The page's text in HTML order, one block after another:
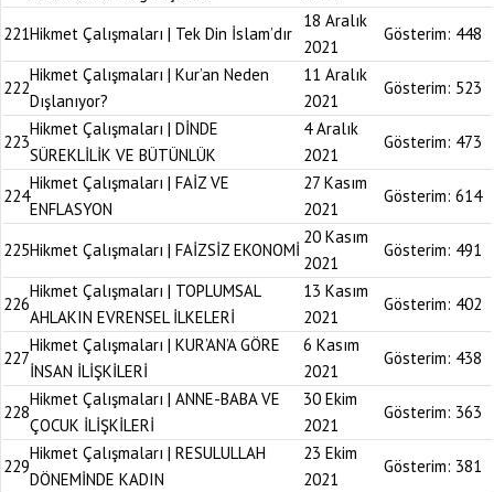
221Hikmet Çalışmaları | Tek Din İslam’dır
18 Aralık
2021
Gösterim: 448
222
Hikmet Çalışmaları | Kur’an Neden
Dışlanıyor?
11 Aralık
2021
Gösterim: 523
223
Hikmet Çalışmaları | DİNDE
SÜREKLİLİK VE BÜTÜNLÜK
4 Aralık
2021
Gösterim: 473
224
Hikmet Çalışmaları | FAİZ VE
ENFLASYON
27 Kasım
2021
Gösterim: 614
225Hikmet Çalışmaları | FAİZSİZ EKONOMİ
20 Kasım
2021
Gösterim: 491
226
Hikmet Çalışmaları | TOPLUMSAL
AHLAKIN EVRENSEL İLKELERİ
13 Kasım
2021
Gösterim: 402
227
Hikmet Çalışmaları | KUR’AN’A GÖRE
İNSAN İLİŞKİLERİ
6 Kasım
2021
Gösterim: 438
228
Hikmet Çalışmaları | ANNE-BABA VE
ÇOCUK İLİŞKİLERİ
30 Ekim
2021
Gösterim: 363
229
Hikmet Çalışmaları | RESULULLAH
DÖNEMİNDE KADIN
23 Ekim
2021
Gösterim: 381